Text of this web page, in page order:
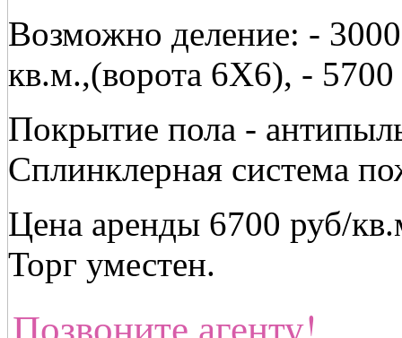
Возможно деление: -
кв.м.,(ворота 6Х6), -
Покрытие пола -
Сплинклерная система
Цена аренды 6700 руб/
Торг уместен.